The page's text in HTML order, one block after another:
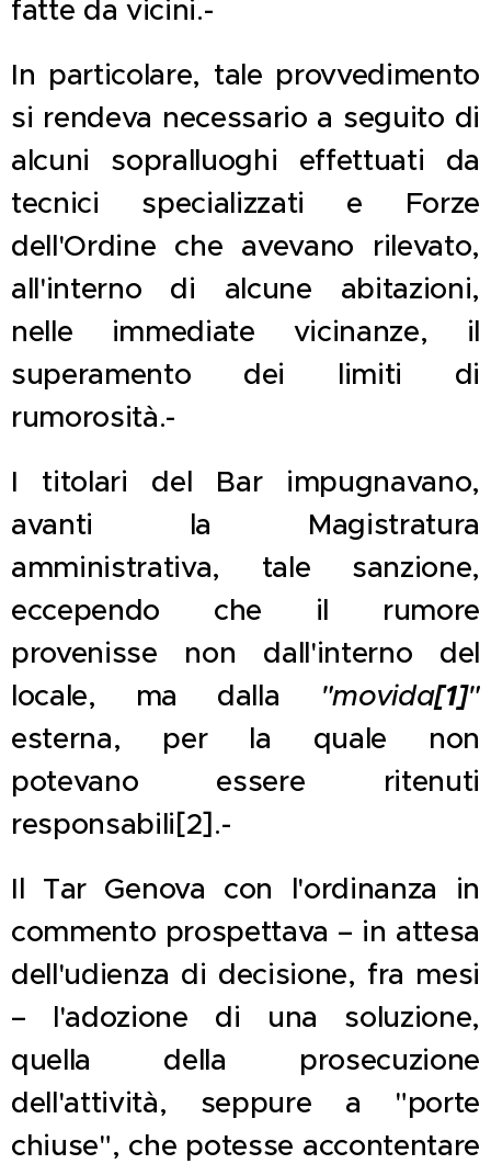
fatte da vicini.-
In particolare, tale provvedimento
si rendeva necessario a seguito di
alcuni sopralluoghi effettuati da
tecnici specializzati e Forze
dell'Ordine che avevano rilevato,
all'interno di alcune abitazioni,
nelle immediate vicinanze, il
superamento dei limiti di
rumorosità.-
I titolari del Bar impugnavano,
avanti la Magistratura
amministrativa, tale sanzione,
eccependo che il rumore
provenisse non dall'interno del
locale, ma dalla
"movida[1]"
esterna, per la quale non
potevano essere ritenuti
responsabili[2].-
Il Tar Genova con l'ordinanza in
commento prospettava – in attesa
dell'udienza di decisione, fra mesi
– l'adozione di una soluzione,
quella della prosecuzione
dell'attività, seppure a "porte
chiuse", che potesse accontentare